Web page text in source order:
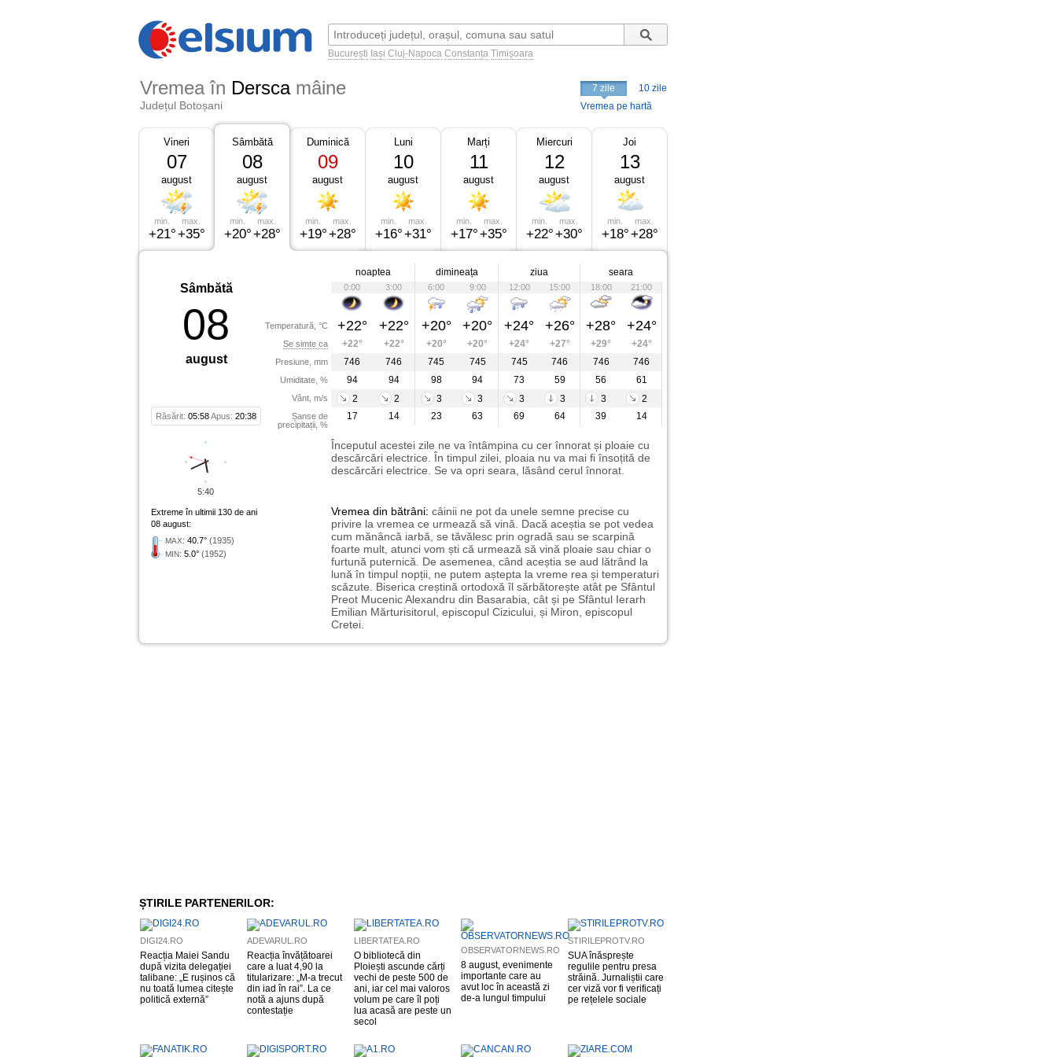
București Iași Cluj-Napoca Constanța Timișoara
Vremea în Dersca mâine
Județul Botoșani
7 zile
10 zile
Vremea pe hartă
Vineri
07
august
min.
+21°
max.
+35°
Sâmbătă
08
august
min.
+20°
max.
+28°
Duminică
09
august
min.
+19°
max.
+28°
Luni
10
august
min.
+16°
max.
+31°
Marți
11
august
min.
+17°
max.
+35°
Miercuri
12
august
min.
+22°
max.
+30°
Joi
13
august
min.
+18°
max.
+28°
Sâmbătă
08
august
Răsărit: 05:58Apus: 20:38
Temperatură, °C
Se simte ca
Presiune, mm
Umiditate, %
Vânt, m/s
Șanse de
precipitații, %
noaptea dimineața ziua seara
0:00 3:00 6:00 9:00 12:00 15:00 18:00 21:00
+22° +22° +20° +20° +24° +26° +28° +24°
+22° +22° +20° +20° +24° +27° +29°
+24°
746
746 745 745 745 746 746
746
94
94 98 94 73 59 56
61
2
2 3 3 3 3 3
2
17
14 23 63 69 64 39 14
Începutul acestei zile ne va întâmpina cu cer înnorat și ploaie cu
descărcări electrice. În timpul zilei, ploaia nu va mai fi însoțită de
descărcări electrice. Se va opri seara, lăsând cerul înnorat.
Extreme în ultimii 130 de ani
08 august:
MAX: 40.7° (1935)
MIN: 5.0° (1952)
Vremea din bătrâni: câinii ne pot da unele semne precise cu
privire la vremea ce urmează să vină. Dacă aceștia se pot vedea
cum mănâncă iarbă, se tăvălesc prin ogradă sau se scarpină
foarte mult, atunci vom ști că urmează să vină ploaie sau chiar o
furtună puternică. De asemenea, când aceștia se aud lătrând la
lună în timpul nopții, ne putem aștepta la vreme rea și temperaturi
scăzute. Biserica creștină ortodoxă îl sărbătorește atât pe Sfântul
Preot Mucenic Alexandru din Basarabia, cât și pe Sfântul Ierarh
Emilian Mărturisitorul, episcopul Cizicului, și Miron, episcopul
Cretei.
5:40
ȘTIRILE PARTENERILOR:
DIGI24.RO
Reacția Maiei Sandu
după vizita delegației
talibane: „E rușinos că
nu toată lumea citește
politică externă”
ADEVARUL.RO
Reacția învățătoarei
care a luat 4,90 la
titularizare: „M-a trecut
din iad în rai”. La ce
notă a ajuns după
contestație
LIBERTATEA.RO
O bibliotecă din
Ploiești ascunde cărți
vechi de peste 500 de
ani, iar cel mai valoros
volum pe care îl poți
lua acasă are peste un
secol
OBSERVATORNEWS.RO
8 august, evenimente
importante care au
avut loc în această zi
de-a lungul timpului
STIRILEPROTV.RO
SUA înăsprește
regulile pentru presa
străină. Jurnaliștii care
cer viză vor fi verificați
pe rețelele sociale